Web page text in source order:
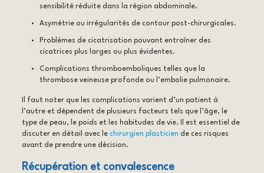
sensibilité réduite dans la région abdominale.
Asymétrie ou irrégularités de contour post-chirurgicales.
Problèmes de cicatrisation pouvant entraîner des
cicatrices plus larges ou plus évidentes.
Complications thromboemboliques telles que la
thrombose veineuse profonde ou l’embolie pulmonaire.
Il faut noter que les complications varient d’un patient à
l’autre et dépendent de plusieurs facteurs tels que l’âge, le
type de peau, le poids et les habitudes de vie. Il est essentiel de
discuter en détail avec le chirurgien plasticien de ces risques
avant de prendre une décision.
Récupération et convalescence